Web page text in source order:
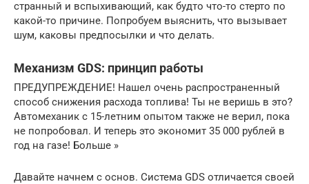
странный и вспыхивающий, как будто что-то стерто по
какой-то причине. Попробуем выяснить, что вызывает
шум, каковы предпосылки и что делать.
Механизм GDS: принцип работы
ПРЕДУПРЕЖДЕНИЕ! Нашел очень распространенный
способ снижения расхода топлива! Ты не веришь в это?
Автомеханик с 15-летним опытом также не верил, пока
не попробовал. И теперь это экономит 35 000 рублей в
год на газе! Больше »
Давайте начнем с основ. Система GDS отличается своей